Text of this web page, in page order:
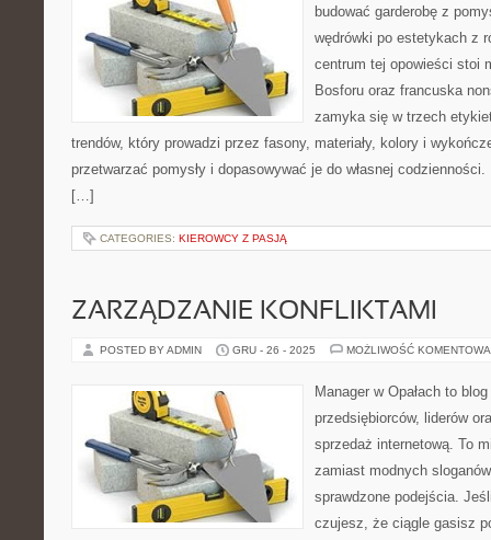
budować garderobę z
wędrówki po estetykach z
centrum tej opowieści stoi
Bosforu oraz francuska
zamyka się w trzech
trendów, który prowadzi przez fasony, materiały, kolory i
przetwarzać pomysły i dopasowywać je do własnej
[…]
CATEGORIES: KIEROWCY Z PASJĄ
ZARZĄDZANIE KONFLIKTAMI
POSTED BY ADMIN GRU - 26 - 2025 MOŻLIWOŚĆ
Manager w Opałach to
przedsiębiorców, liderów
sprzedaż internetową. To
zamiast modnych
sprawdzone podejścia.
czujesz, że ciągle gasisz